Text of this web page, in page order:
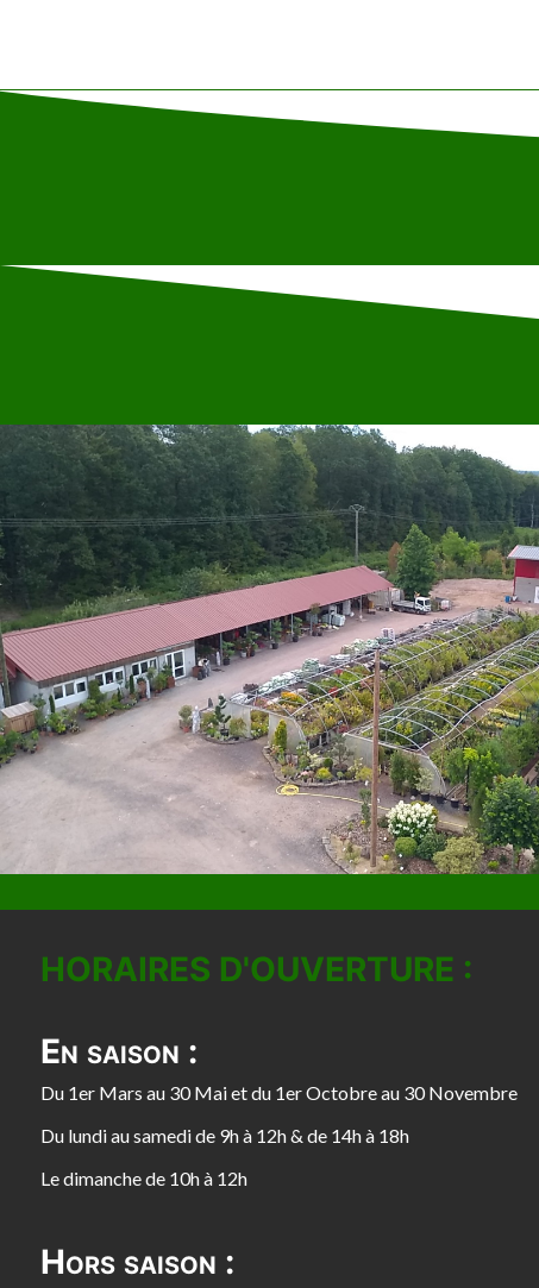
HORAIRES D'OUVERTURE :
En saison :
Du 1er Mars au 30 Mai et du 1er Octobre au 30 Novembre
Du lundi au samedi de 9h à 12h & de 14h à 18h
Le dimanche de 10h à 12h
Hors saison :